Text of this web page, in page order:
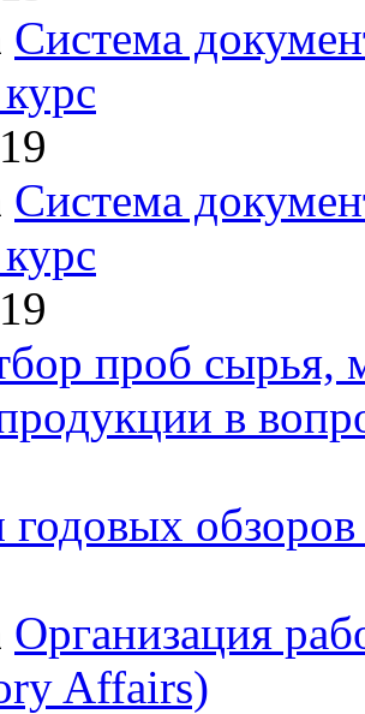
Система
Система
проб сырья,
в
обзоров
Организация
Affairs)